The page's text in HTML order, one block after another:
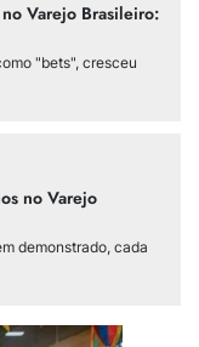
Varejo Brasileiro:
"bets", cresceu
no Varejo
demonstrado, cada